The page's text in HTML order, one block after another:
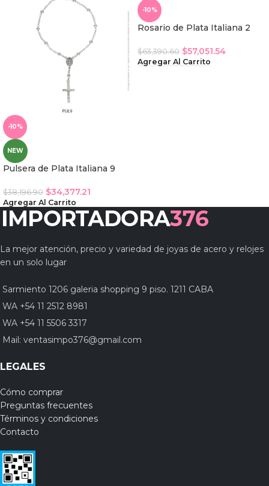
-10%
NEW
Pulsera de Plata Italiana 9
$38,196.90 $34,377.21
Agregar Al Carrito
-10%
Rosario de Plata Italiana 2
$63,390.60 $57,051.54
Agregar Al Carrito
La mejor atención, precio y variedad de joyas de acero y relojes
en un solo lugar
Sarmiento 1206 galeria shopping 9 piso. 1211 CABA
WA +54 11 2512 8981
WA +54 11 5506 3317
Mail: ventasimpo376@gmail.com
LEGALES
Cómo comprar
Preguntas frecuentes
Términos y condiciones
Contacto